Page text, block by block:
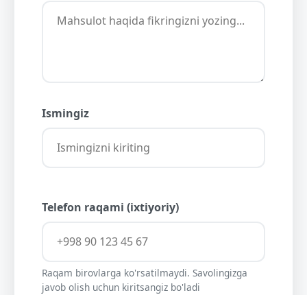
Ismingiz
Telefon raqami (ixtiyoriy)
Raqam birovlarga ko'rsatilmaydi. Savolingizga
javob olish uchun kiritsangiz bo'ladi